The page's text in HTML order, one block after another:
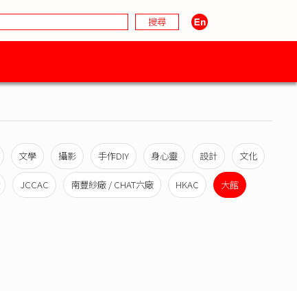
文學 攝影 手作DIY 身心靈 設計 文化
JCCAC 南豐紗廠 / CHAT六廠 HKAC 大館